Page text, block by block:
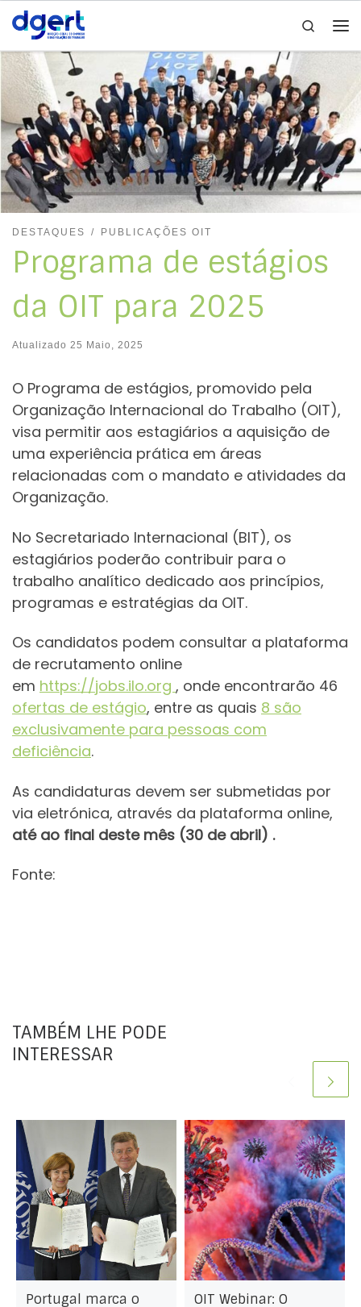
Skip to content
Search
DESTAQUES PUBLICAÇÕES OIT
Programa de estágios
da OIT para 2025
Atualizado 25 Maio, 2025
O Programa de estágios, promovido pela
Organização Internacional do Trabalho (OIT),
visa permitir aos estagiários a aquisição de
uma experiência prática em áreas
relacionadas com o mandato e atividades da
Organização.
No Secretariado Internacional (BIT), os
estagiários poderão contribuir para o
trabalho analítico dedicado aos princípios,
programas e estratégias da OIT.
Os candidatos podem consultar a plataforma
de recrutamento online
em https://jobs.ilo.org , onde encontrarão 46
ofertas de estágio, entre as quais 8 são
exclusivamente para pessoas com
deficiência.
As candidaturas devem ser submetidas por
via eletrónica, através da plataforma online,
até ao final deste mês (30 de abril) .
Fonte:
TAMBÉM LHE PODE
INTERESSAR
Portugal marca o
OIT Webinar: O